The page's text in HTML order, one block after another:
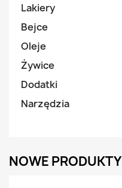
Lakiery
Bejce
Oleje
Żywice
Dodatki
Narzędzia
NOWE PRODUKTY